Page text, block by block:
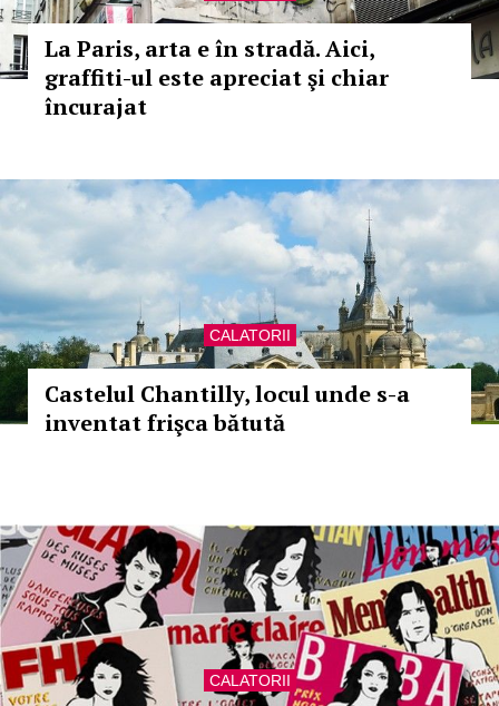
La Paris, arta e în stradă. Aici,
graffiti-ul este apreciat şi chiar
încurajat
CALATORII
Castelul Chantilly, locul unde s-a
inventat frişca bătută
CALATORII